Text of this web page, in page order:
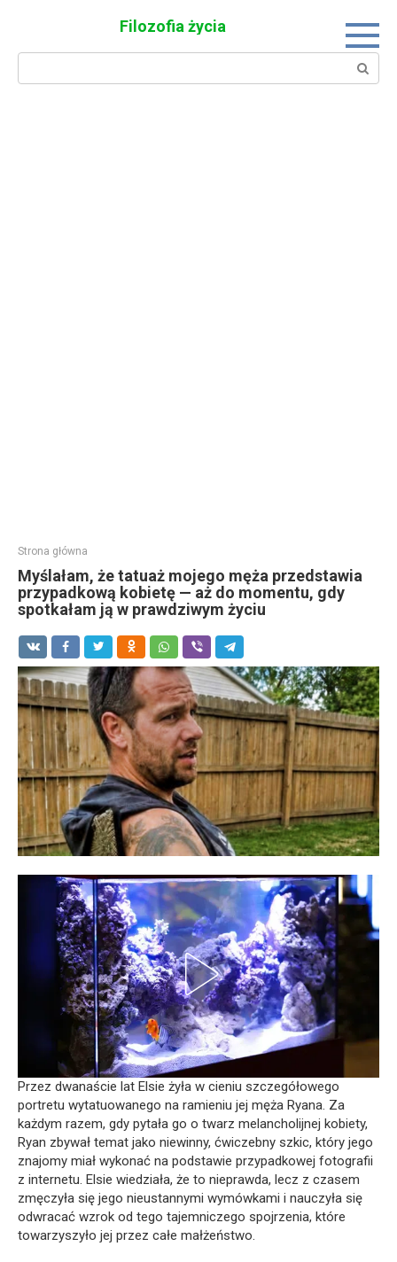
Filozofia życia
Search:
Strona główna
Myślałam, że tatuaż mojego męża przedstawia
przypadkową kobietę — aż do momentu, gdy
spotkałam ją w prawdziwym życiu
Przez dwanaście lat Elsie żyła w cieniu szczegółowego
portretu wytatuowanego na ramieniu jej męża Ryana. Za
każdym razem, gdy pytała go o twarz melancholijnej kobiety,
Ryan zbywał temat jako niewinny, ćwiczebny szkic, który jego
znajomy miał wykonać na podstawie przypadkowej fotografii
z internetu. Elsie wiedziała, że to nieprawda, lecz z czasem
zmęczyła się jego nieustannymi wymówkami i nauczyła się
odwracać wzrok od tego tajemniczego spojrzenia, które
towarzyszyło jej przez całe małżeństwo.